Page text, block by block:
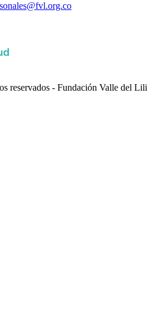
reservados - Fundación Valle del Lili